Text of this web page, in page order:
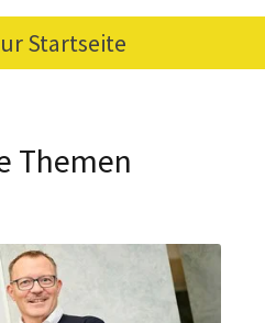
Startseite
Themen